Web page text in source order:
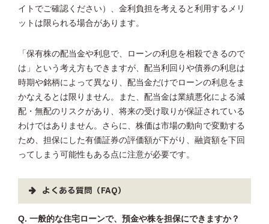
イトでご確認ください）、金利負担を考えると利用するメリ
ットは限られる場合があります。
「保有株の配当金や利息で、ローンの利息を相殺できるので
は」という考え方もできますが、配当利回りや債券の利息は
時期や銘柄によって異なり、配当金だけでローンの利息をま
かなえるとは限りません。また、配当金は業績悪化による減
配・無配のリスクがあり、将来の受け取りが保証されている
わけではありません。さらに、株価は市場の動向で変動する
ため、担保にした有価証券の評価額が下がり、融資額を下回
ってしまう可能性もある点に注意が必要です。
よくある質問（FAQ）
Q. 一般的な住宅ローンで、預金や株を担保にできますか？